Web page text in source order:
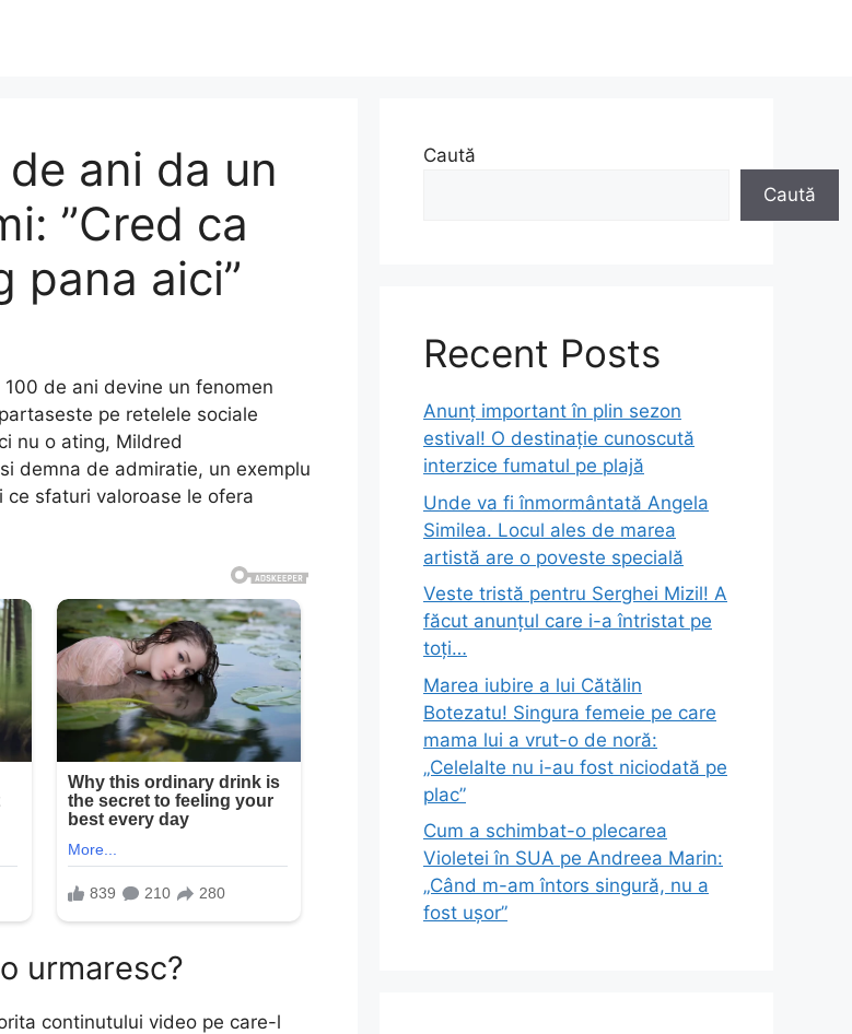
ani da un
”Cred ca
pana aici”
de ani devine un fenomen
pe retelele sociale
nu o ating, Mildred
demna de admiratie, un exemplu
sfaturi valoroase le ofera
urmaresc?
continutului video pe care-l
Caută
Caută
Recent Posts
Anunț important în plin sezon
estival! O destinație cunoscută
interzice fumatul pe plajă
Unde va fi înmormântată Angela
Similea. Locul ales de marea
artistă are o poveste specială
Veste tristă pentru Serghei Mizil! A
făcut anunțul care i-a întristat pe
toți…
Marea iubire a lui Cătălin
Botezatu! Singura femeie pe care
mama lui a vrut-o de noră:
„Celelalte nu i-au fost niciodată pe
plac”
Cum a schimbat-o plecarea
Violetei în SUA pe Andreea Marin:
„Când m-am întors singură, nu a
fost ușor”